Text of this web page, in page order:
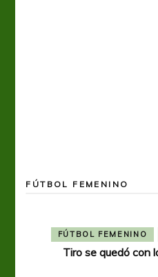
FÚTBOL FEMENINO
FÚTBOL FEMENINO
Tiro se quedó con